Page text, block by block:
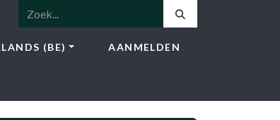
(BE) AANMELDEN